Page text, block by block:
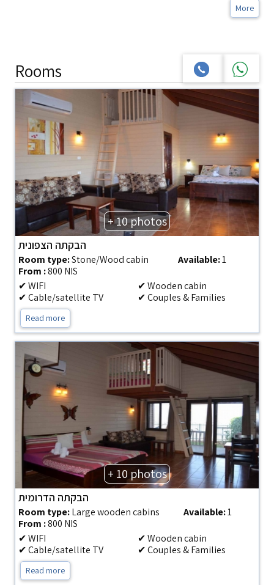
More
Rooms
+ 10 photos
הבקתה הצפונית
Room type:Stone/Wood cabin Available:1
From :800 NIS
✔ WIFI
✔ Wooden cabin
✔ Cable/satellite TV
✔ Couples & Families
Read more
+ 10 photos
הבקתה הדרומית
Room type:Large wooden cabins Available:1
From :800 NIS
✔ WIFI
✔ Wooden cabin
✔ Cable/satellite TV
✔ Couples & Families
Read more